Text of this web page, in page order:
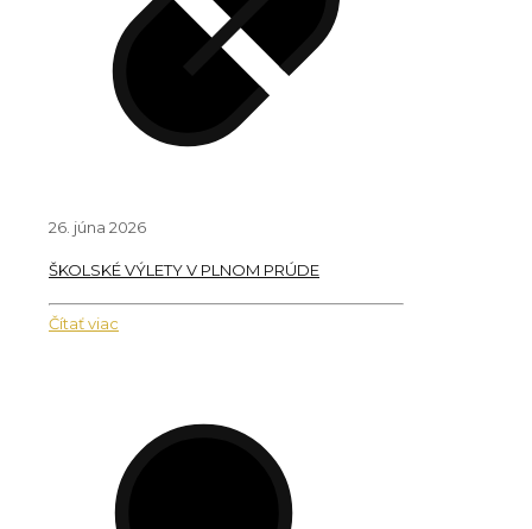
26. júna 2026
ŠKOLSKÉ VÝLETY V PLNOM PRÚDE
Čítať viac